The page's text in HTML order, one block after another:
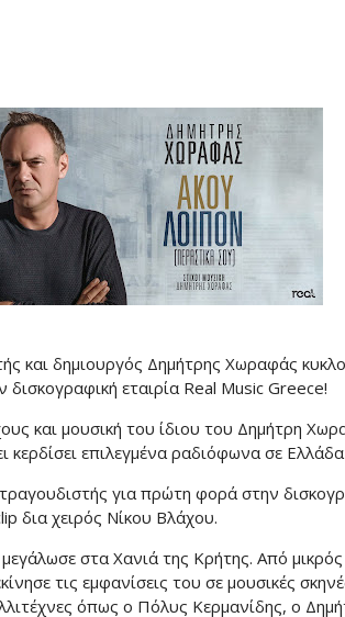
και δημιουργός Δημήτρης Χωραφάς
εταιρία Real Music Greece!
και μουσική του ίδιου του Δημήτρη
επιλεγμένα ραδιόφωνα σε Ελλάδα
για πρώτη φορά στην
δια χειρός Νίκου Βλάχου.
στα Χανιά της Κρήτης. Από μικρός
τις εμφανίσεις του σε μουσικές
όπως ο Πόλυς Κερμανίδης, ο